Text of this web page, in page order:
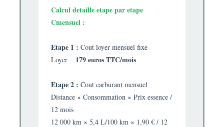
Calcul detaille etape par etape
Cmensuel :
Etape 1 : Cout loyer mensuel fixe
Loyer = 179 euros TTC/mois
Etape 2 : Cout carburant mensuel
Distance × Consommation × Prix essence /
12 mois
12 000 km × 5,4 L/100 km × 1,90 € / 12